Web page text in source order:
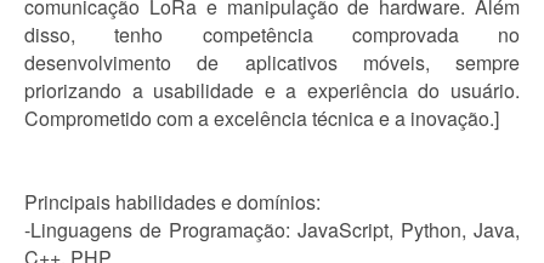
comunicação LoRa e manipulação de hardware. Além
disso, tenho competência comprovada no
desenvolvimento de aplicativos móveis, sempre
priorizando a usabilidade e a experiência do usuário.
Comprometido com a excelência técnica e a inovação.]
Principais habilidades e domínios:
-Linguagens de Programação: JavaScript, Python, Java,